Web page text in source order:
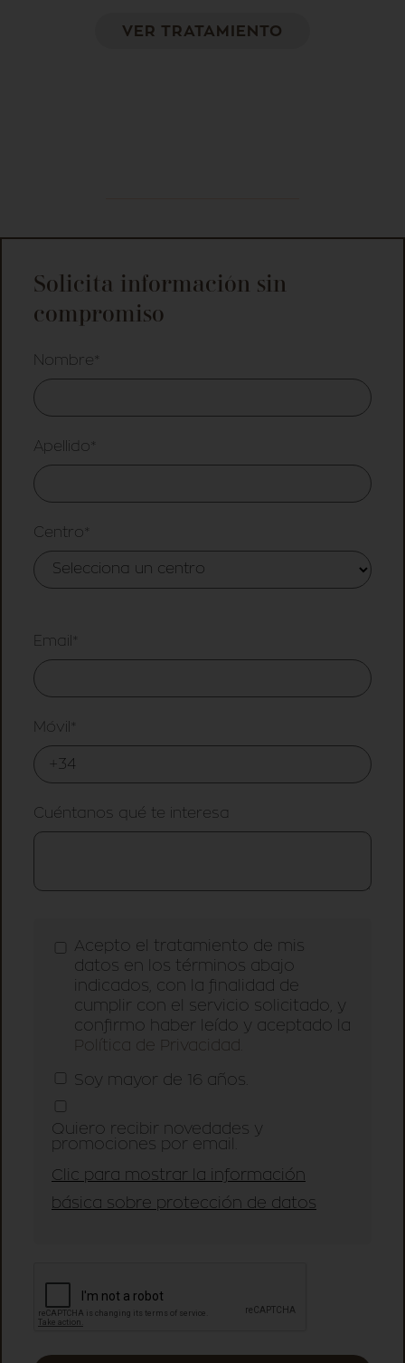
VER TRATAMIENTO
Solicita información sin
compromiso
Nombre*
Apellido*
Centro*
Email*
Móvil*
Cuéntanos qué te interesa
Acepto el tratamiento de mis
datos en los términos abajo
indicados, con la finalidad de
cumplir con el servicio solicitado, y
confirmo haber leído y aceptado la
Política de Privacidad.
Soy mayor de 16 años.
Quiero recibir novedades y
promociones por email.
Clic para mostrar la información
básica sobre protección de datos